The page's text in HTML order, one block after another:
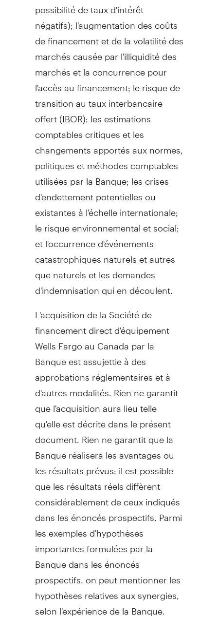
possibilité de taux d'intérêt
négatifs); l'augmentation des coûts
de financement et de la volatilité des
marchés causée par l'illiquidité des
marchés et la concurrence pour
l'accès au financement; le risque de
transition au taux interbancaire
offert (IBOR); les estimations
comptables critiques et les
changements apportés aux normes,
politiques et méthodes comptables
utilisées par la Banque; les crises
d'endettement potentielles ou
existantes à l'échelle internationale;
le risque environnemental et social;
et l'occurrence d'événements
catastrophiques naturels et autres
que naturels et les demandes
d'indemnisation qui en découlent.
L'acquisition de la Société de
financement direct d'équipement
Wells Fargo au Canadapar la
Banque est assujettie à des
approbations réglementaires et à
d'autres modalités. Rien ne garantit
que l'acquisition aura lieu telle
qu'elle est décrite dans le présent
document. Rien ne garantit que la
Banque réalisera les avantages ou
les résultats prévus; il est possible
que les résultats réels diffèrent
considérablement de ceux indiqués
dans les énoncés prospectifs. Parmi
les exemples d'hypothèses
importantes formulées par la
Banque dans les énoncés
prospectifs, on peut mentionner les
hypothèses relatives aux synergies,
selon l'expérience de la Banque.